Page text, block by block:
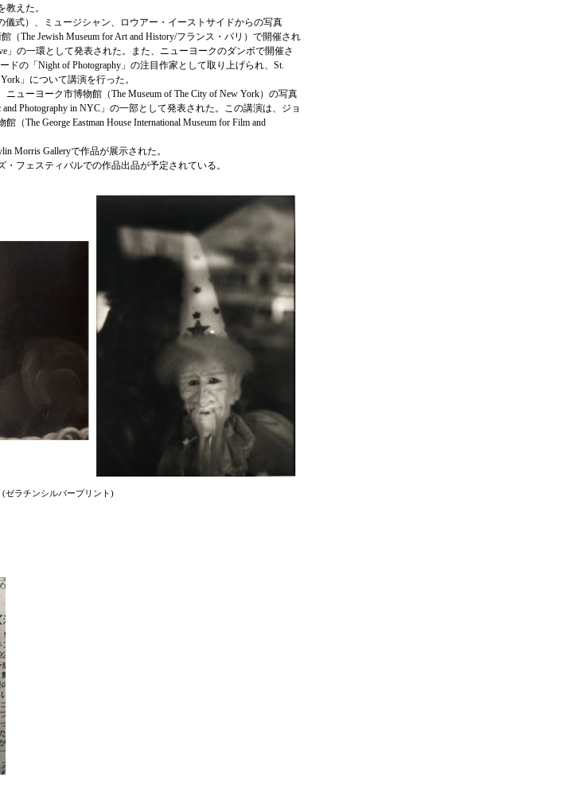
えた。
儀式）、ミュージシャン、ロウアー・イーストサイドからの写真
The Jewish Museum for Art and History/フランス・パリ）で開催され
」の一環として発表された。また、ニューヨークのダンボで開催さ
ドの「Night of Photography」の注目作家として取り上げられ、St.
York」について講演を行った。
ューヨーク市博物館（The Museum of The City of New York）の写真
Photography in NYC」の一部として発表された。この講演は、ジョ
The George Eastman House International Museum for Film and
Morris Galleryで作品が展示された。
フェスティバルでの作品出品が予定されている。
(ゼラチンシルバープリント)